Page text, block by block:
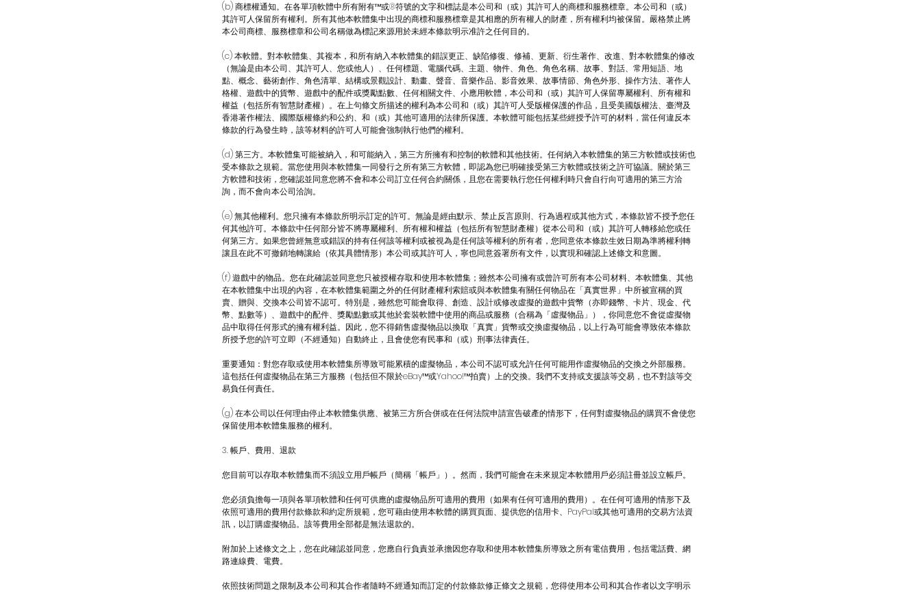
(b) 商標權通知。在各單項軟體中所有附有™或®符號的文字和標誌是本公司和（或）其許可人的商標和服務標章。本公司和（或）
其許可人保留所有權利。所有其他本軟體集中出現的商標和服務標章是其相應的所有權人的財產，所有權利均被保留。嚴格禁止將
本公司商標、服務標章和公司名稱做為標記來源用於未經本條款明示准許之任何目的。
(c) 本軟體。對本軟體集、其複本，和所有納入本軟體集的錯誤更正、缺陷修復、修補、更新、衍生著作、改進、對本軟體集的修改
（無論是由本公司、其許可人、您或他人）、任何標題、電腦代碼、主題、物件、角色、角色名稱、故事、對話、常用短語、地
點、概念、藝術創作、角色清單、結構或景觀設計、動畫、聲音、音樂作品、影音效果、故事情節、角色外形、操作方法、著作人
格權、遊戲中的貨幣、遊戲中的配件或獎勵點數、任何相關文件、小應用軟體，本公司和（或）其許可人保留專屬權利、所有權和
權益（包括所有智慧財產權）。在上句條文所描述的權利為本公司和（或）其許可人受版權保護的作品，且受美國版權法、臺灣及
香港著作權法、國際版權條約和公約、和（或）其他可適用的法律所保護。本軟體可能包括某些經授予許可的材料，當任何違反本
條款的行為發生時，該等材料的許可人可能會強制執行他們的權利。
(d) 第三方。本軟體集可能被納入，和可能納入，第三方所擁有和控制的軟體和其他技術。任何納入本軟體集的第三方軟體或技術也
受本條款之規範。當您使用與本軟體集一同發行之所有第三方軟體，即認為您已明確接受第三方軟體或技術之許可協議。關於第三
方軟體和技術，您確認並同意您將不會和本公司訂立任何合約關係，且您在需要執行您任何權利時只會自行向可適用的第三方洽
詢，而不會向本公司洽詢。
(e) 無其他權利。您只擁有本條款所明示訂定的許可。無論是經由默示、禁止反言原則、行為過程或其他方式，本條款皆不授予您任
何其他許可。本條款中任何部分皆不將專屬權利、所有權和權益（包括所有智慧財產權）從本公司和（或）其許可人轉移給您或任
何第三方。如果您曾經無意或錯誤的持有任何該等權利或被視為是任何該等權利的所有者，您同意依本條款生效日期為準將權利轉
讓且在此不可撤銷地轉讓給（依其具體情形）本公司或其許可人，寧也同意簽署所有文件，以實現和確認上述條文和意圖。
(f) 遊戲中的物品。您在此確認並同意您只被授權存取和使用本軟體集；雖然本公司擁有或曾許可所有本公司材料、本軟體集、其他
在本軟體集中出現的內容，在本軟體集範圍之外的任何財產權利索賠或與本軟體集有關任何物品在「真實世界」中所被宣稱的買
賣、贈與、交換本公司皆不認可。特別是，雖然您可能會取得、創造、設計或修改虛擬的遊戲中貨幣（亦即錢幣、卡片、現金、代
幣、點數等）、遊戲中的配件、獎勵點數或其他於套裝軟體中使用的商品或服務（合稱為「虛擬物品」），你同意您不會從虛擬物
品中取得任何形式的擁有權利益。因此，您不得銷售虛擬物品以換取「真實」貨幣或交換虛擬物品，以上行為可能會導致依本條款
所授予您的許可立即（不經通知）自動終止，且會使您有民事和（或）刑事法律責任。
重要通知：對您存取或使用本軟體集所導致可能累積的虛擬物品，本公司不認可或允許任何可能用作虛擬物品的交換之外部服務。
這包括任何虛擬物品在第三方服務（包括但不限於eBay™或Yahoo!™拍賣）上的交換。我們不支持或支援該等交易，也不對該等交
易負任何責任。
(g) 在本公司以任何理由停止本軟體集供應、被第三方所合併或在任何法院申請宣告破產的情形下，任何對虛擬物品的購買不會使您
保留使用本軟體集服務的權利。
3. 帳戶、費用、退款
您目前可以存取本軟體集而不須設立用戶帳戶（簡稱「帳戶」）。然而，我們可能會在未來規定本軟體用戶必須註冊並設立帳戶。
您必須負擔每一項與各單項軟體和任何可供應的虛擬物品所可適用的費用（如果有任何可適用的費用）。在任何可適用的情形下及
依照可適用的費用付款條款和約定所規範，您可藉由使用本軟體的購買頁面、提供您的信用卡、PayPal或其他可適用的交易方法資
訊，以訂購虛擬物品。該等費用全部都是無法退款的。
附加於上述條文之上，您在此確認並同意，您應自行負責並承擔因您存取和使用本軟體集所導致之所有電信費用，包括電話費、網
路連線費、電費。
依照技術問題之限制及本公司和其合作者隨時不經通知而訂定的付款條款修正條文之規範，您得使用本公司和其合作者以文字明示